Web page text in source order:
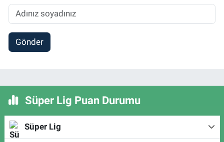
Gönder
Süper Lig Puan Durumu
Süper Lig